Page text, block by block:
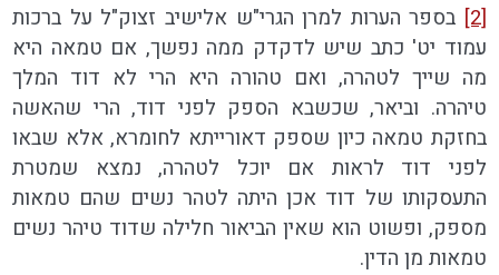
[2] בספר הערות למרן הגרי"ש אלישיב זצוק"ל על ברכות
עמוד יט' כתב שיש לדקדק ממה נפשך, אם טמאה היא
מה שייך לטהרה, ואם טהורה היא הרי לא דוד המלך
טיהרה. וביאר, שכשבא הספק לפני דוד, הרי שהאשה
בחזקת טמאה כיון שספק דאורייתא לחומרא, אלא שבאו
לפני דוד לראות אם יוכל לטהרה, נמצא שמטרת
התעסקותו של דוד אכן היתה לטהר נשים שהם טמאות
מספק, ופשוט הוא שאין הביאור חלילה שדוד טיהר נשים
טמאות מן הדין.